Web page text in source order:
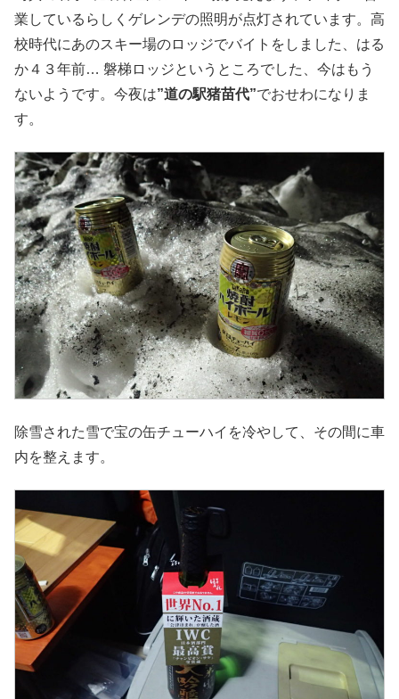
業しているらしくゲレンデの照明が点灯されています。高
校時代にあのスキー場のロッジでバイトをしました、はる
か４３年前… 磐梯ロッジというところでした、今はもう
ないようです。今夜は”道の駅猪苗代”でおせわになりま
す。
除雪された雪で宝の缶チューハイを冷やして、その間に車
内を整えます。